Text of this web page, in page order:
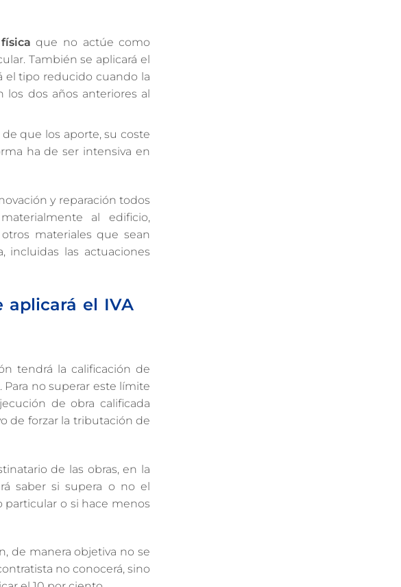
que no actúe como
También se aplicará el
el tipo reducido cuando la
los dos años anteriores al
que los aporte, su coste
ha de ser intensiva en
y reparación todos
al edificio,
materiales que sean
incluidas las actuaciones
aplicará el IVA
tendrá la calificación de
no superar este límite
de obra calificada
de forzar la tributación de
de las obras, en la
saber si supera o no el
particular o si hace menos
de manera objetiva no se
no conocerá, sino